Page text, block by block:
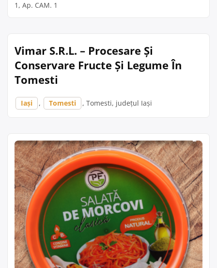
1, Ap. CAM. 1
Vimar S.R.L. – Procesare Și
Conservare Fructe Și Legume În
Tomesti
Iași , Tomesti , Tomesti, județul Iași